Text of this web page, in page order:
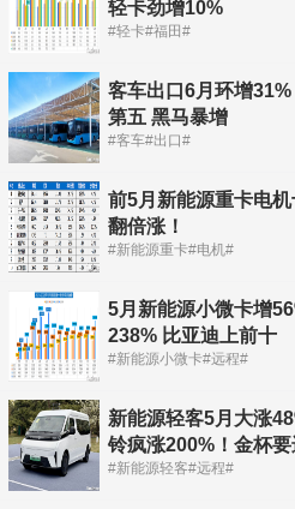
轻卡劲增10%
#轻卡#福田#
客车出口6月环增
第五 黑马暴增
#客车#出口#
前5月新能源重卡电
翻倍涨！
#新能源重卡#电机#
5月新能源小微卡增
238% 比亚迪上前十
#新能源小微卡#远程#
新能源轻客5月大涨
铃疯涨200%！金杯要
#新能源轻客#远程#